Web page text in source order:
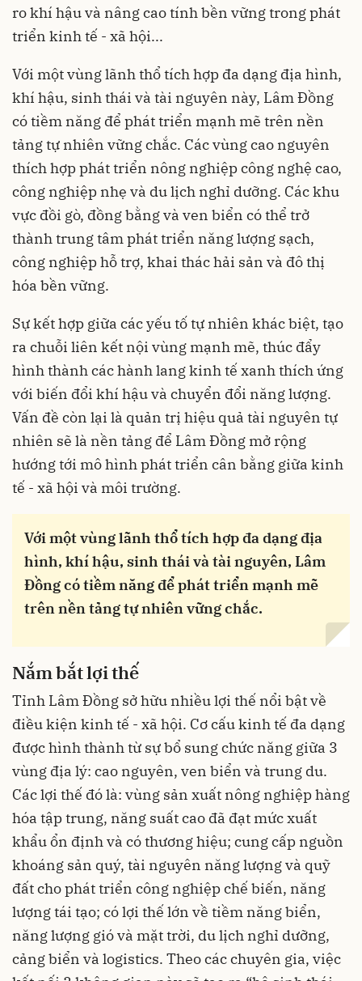
ro khí hậu và nâng cao tính bền vững trong phát
triển kinh tế - xã hội...
Với một vùng lãnh thổ tích hợp đa dạng địa hình,
khí hậu, sinh thái và tài nguyên này, Lâm Đồng
có tiềm năng để phát triển mạnh mẽ trên nền
tảng tự nhiên vững chắc. Các vùng cao nguyên
thích hợp phát triển nông nghiệp công nghệ cao,
công nghiệp nhẹ và du lịch nghỉ dưỡng. Các khu
vực đồi gò, đồng bằng và ven biển có thể trở
thành trung tâm phát triển năng lượng sạch,
công nghiệp hỗ trợ, khai thác hải sản và đô thị
hóa bền vững.
Sự kết hợp giữa các yếu tố tự nhiên khác biệt, tạo
ra chuỗi liên kết nội vùng mạnh mẽ, thúc đẩy
hình thành các hành lang kinh tế xanh thích ứng
với biến đổi khí hậu và chuyển đổi năng lượng.
Vấn đề còn lại là quản trị hiệu quả tài nguyên tự
nhiên sẽ là nền tảng để Lâm Đồng mở rộng
hướng tới mô hình phát triển cân bằng giữa kinh
tế - xã hội và môi trường.
Với một vùng lãnh thổ tích hợp đa dạng địa
hình, khí hậu, sinh thái và tài nguyên, Lâm
Đồng có tiềm năng để phát triển mạnh mẽ
trên nền tảng tự nhiên vững chắc.
Nắm bắt lợi thế
Tỉnh Lâm Đồng sở hữu nhiều lợi thế nổi bật về
điều kiện kinh tế - xã hội. Cơ cấu kinh tế đa dạng
được hình thành từ sự bổ sung chức năng giữa 3
vùng địa lý: cao nguyên, ven biển và trung du.
Các lợi thế đó là: vùng sản xuất nông nghiệp hàng
hóa tập trung, năng suất cao đã đạt mức xuất
khẩu ổn định và có thương hiệu; cung cấp nguồn
khoáng sản quý, tài nguyên năng lượng và quỹ
đất cho phát triển công nghiệp chế biến, năng
lượng tái tạo; có lợi thế lớn về tiềm năng biển,
năng lượng gió và mặt trời, du lịch nghỉ dưỡng,
cảng biển và logistics. Theo các chuyên gia, việc